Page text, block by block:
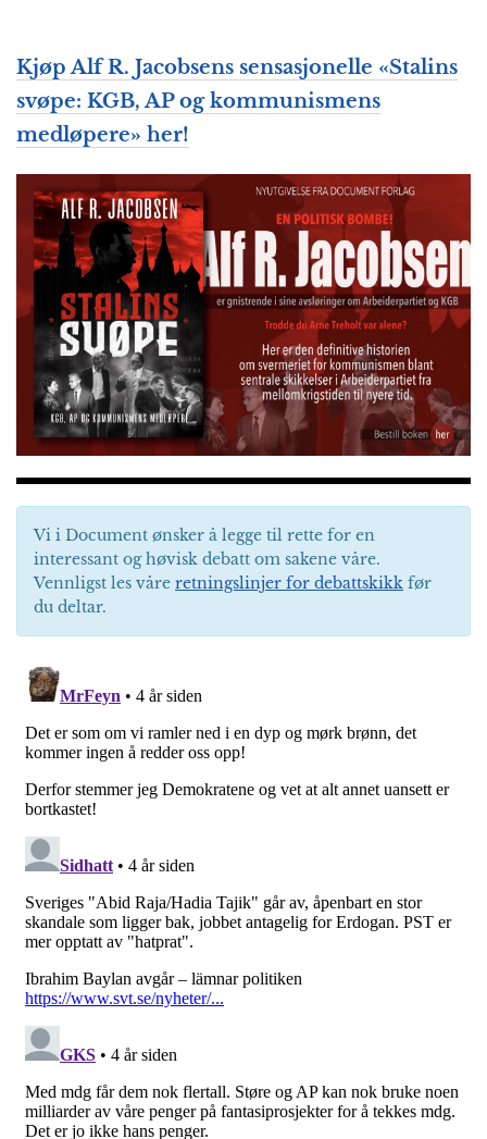
Kjøp Alf R. Jacobsens sensasjonelle «Stalins
svøpe: KGB, AP og kommunismens
medløpere» her!
Vi i Document ønsker å legge til rette for en
interessant og høvisk debatt om sakene våre.
Vennligst les våre retningslinjer for debattskikk før
du deltar.